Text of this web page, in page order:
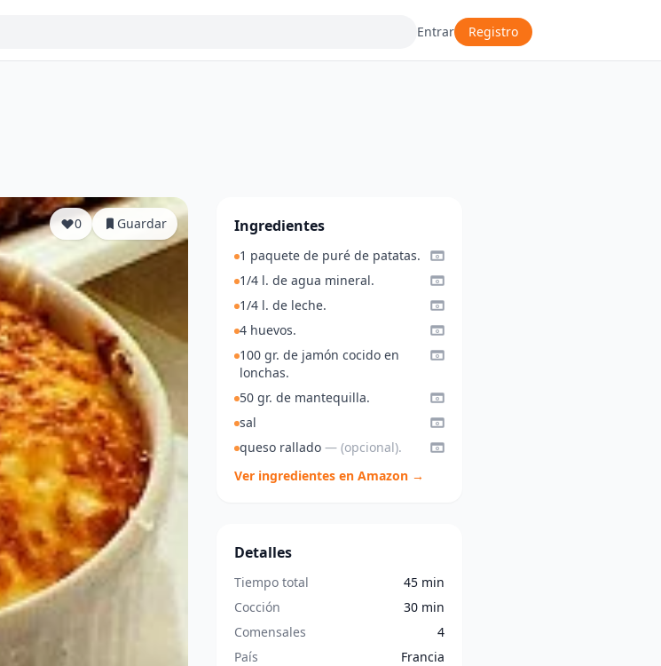
Entrar Registro
0 Guardar Ingredientes
1 paquete de puré de patatas.
1/4 l. de agua mineral.
1/4 l. de leche.
4 huevos.
100 gr. de jamón cocido en
lonchas.
50 gr. de mantequilla.
sal
queso rallado — (opcional).
Ver ingredientes en Amazon →
Detalles
Tiempo total
45 min
Cocción
30 min
Comensales
4
País
Francia